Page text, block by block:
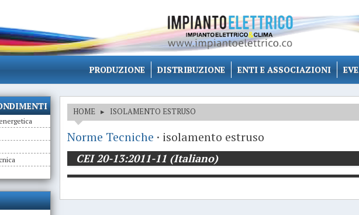
PRODUZIONE DISTRIBUZIONE ENTI E ASSOCIAZIONI
HOME ▸ ISOLAMENTO ESTRUSO
Norme Tecniche · isolamento estruso
CEI 20-13:2011-11 (Italiano)